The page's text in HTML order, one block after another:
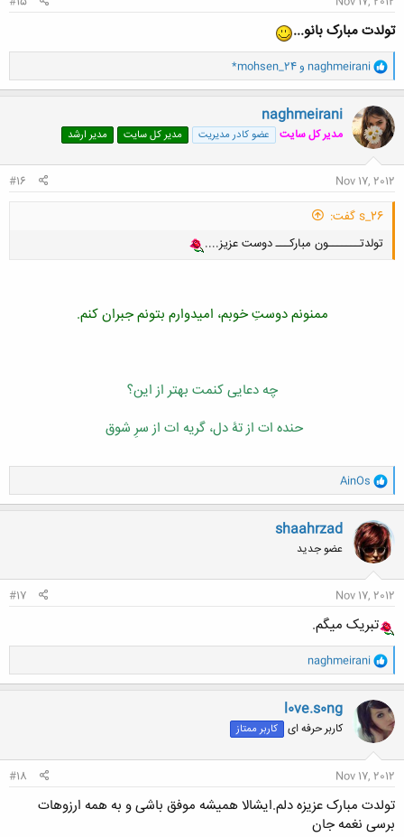
تولدت مبارک بانو...
و
ا
ک
ن
ش
ه
ا
naghmeirani و *mohsen_24
naghmeirani
مدیر کل سایت عضو کادر مدیریت مدیر کل سایت مدیر ارشد
Nov 17, 2012
#16
s_26 گفت:
تولدتـــــــون مباركـــ دوست عزيز....
ممنونم دوستِ خوبم، امیدوارم بتونم جبران کنم.
چه دعایی کنمت بهتر از این؟
حنده ات از تۀ دل، گریه ات از سرِ شوق
و
ا
ک
ن
ش
ه
ا
AinOs
shaahrzad
عضو جدید
Nov 17, 2012
#17
تبریک میگم.
و
ا
ک
ن
ش
ه
ا
naghmeirani
l0ve.s0ng
کاربر حرفه ای کاربر ممتاز
Nov 17, 2012
#18
تولدت مبارک عزیزه دلم.ایشالا همیشه موفق باشی و به همه ارزوهات
برسی نغمه جان